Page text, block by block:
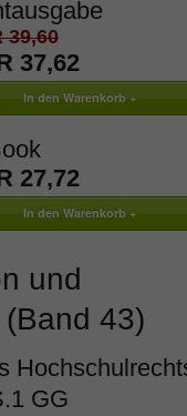
39,60
37,62
27,72
und
43)
GG